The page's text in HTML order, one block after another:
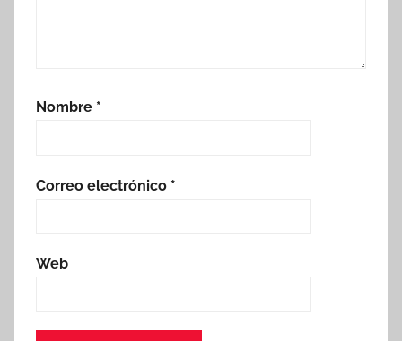
Nombre *
Correo electrónico *
Web